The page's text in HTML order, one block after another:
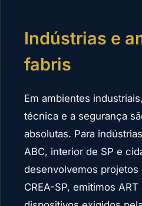
Indústrias e
fabris
Em ambientes
técnica e a segurança
absolutas. Para
ABC, interior de SP e
desenvolvemos projetos
CREA-SP, emitimos